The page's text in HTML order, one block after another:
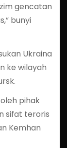
gencatan
bunyi
Ukraina
ke wilayah
pihak
sifat teroris
Kemhan